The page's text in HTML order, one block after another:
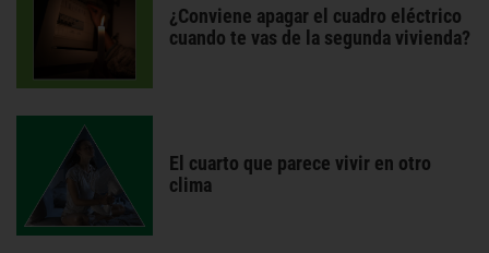
¿Conviene apagar el cuadro eléctrico
cuando te vas de la segunda vivienda?
El cuarto que parece vivir en otro
clima